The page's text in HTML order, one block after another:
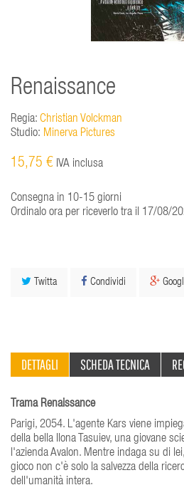
Renaissance
Regia: Christian Volckman
Studio: Minerva Pictures
15,75 € IVA inclusa
Consegna in 10-15 giorni
Ordinalo ora per riceverlo tra il 17/08/
Twitta Condividi
DETTAGLI SCHEDA TECNICA
Trama Renaissance
Parigi, 2054. L'agente Kars viene
della bella Ilona Tasuiev, una giovane
l'azienda Avalon. Mentre indaga su di
gioco non c'è solo la salvezza della
dell'umanità intera.